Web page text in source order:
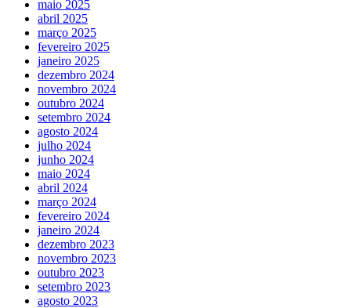
maio 2025
abril 2025
março 2025
fevereiro 2025
janeiro 2025
dezembro 2024
novembro 2024
outubro 2024
setembro 2024
agosto 2024
julho 2024
junho 2024
maio 2024
abril 2024
março 2024
fevereiro 2024
janeiro 2024
dezembro 2023
novembro 2023
outubro 2023
setembro 2023
agosto 2023